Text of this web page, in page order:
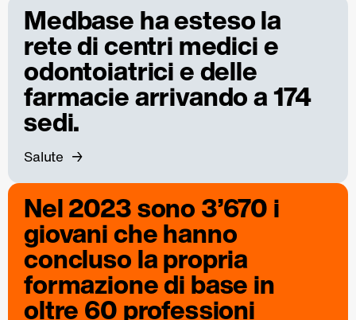
Medbase ha esteso la
rete di centri medici e
odontoiatrici e delle
farmacie arrivando a 174
sedi.
Salute
Nel 2023 sono 3’670 i
giovani che hanno
concluso la propria
formazione di base in
oltre 60 professioni